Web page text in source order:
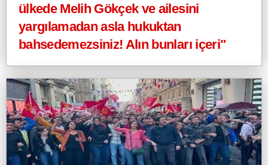
ülkede Melih Gökçek ve ailesini
yargılamadan asla hukuktan
bahsedemezsiniz! Alın bunları içeri"